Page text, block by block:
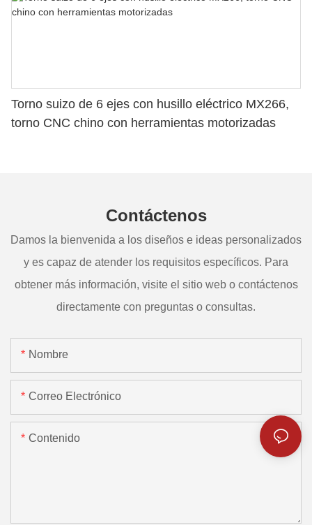
Torno suizo de 6 ejes con husillo eléctrico MX266,
torno CNC chino con herramientas motorizadas
Contáctenos
Damos la bienvenida a los diseños e ideas personalizados
y es capaz de atender los requisitos específicos. Para
obtener más información, visite el sitio web o contáctenos
directamente con preguntas o consultas.
Nombre
Correo Electrónico
Contenido